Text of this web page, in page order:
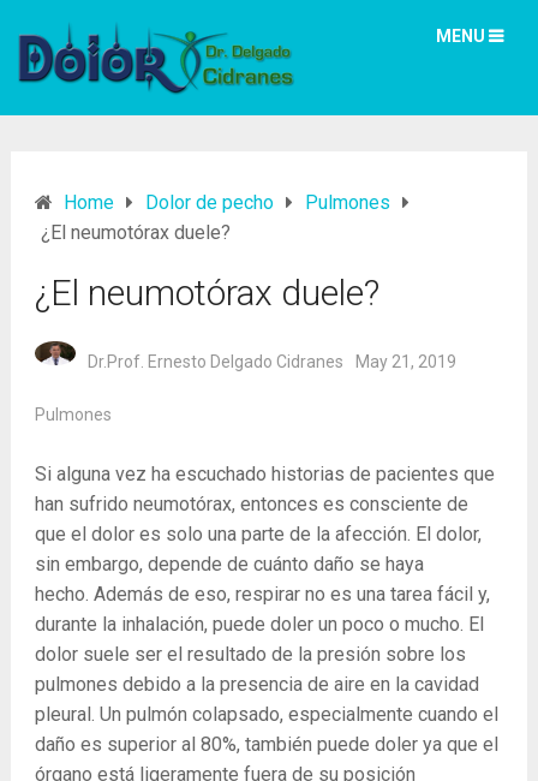
MENU
Home Dolor de pecho
Pulmones
¿El neumotórax duele?
¿El neumotórax duele?
Dr.Prof. Ernesto Delgado Cidranes May 21, 2019
Pulmones
Si alguna vez ha escuchado historias de pacientes que
han sufrido neumotórax, entonces es consciente de
que el dolor es solo una parte de la afección. El dolor,
sin embargo, depende de cuánto daño se haya
hecho. Además de eso, respirar no es una tarea fácil y,
durante la inhalación, puede doler un poco o mucho. El
dolor suele ser el resultado de la presión sobre los
pulmones debido a la presencia de aire en la cavidad
pleural. Un pulmón colapsado, especialmente cuando el
daño es superior al 80%, también puede doler ya que el
órgano está ligeramente fuera de su posición